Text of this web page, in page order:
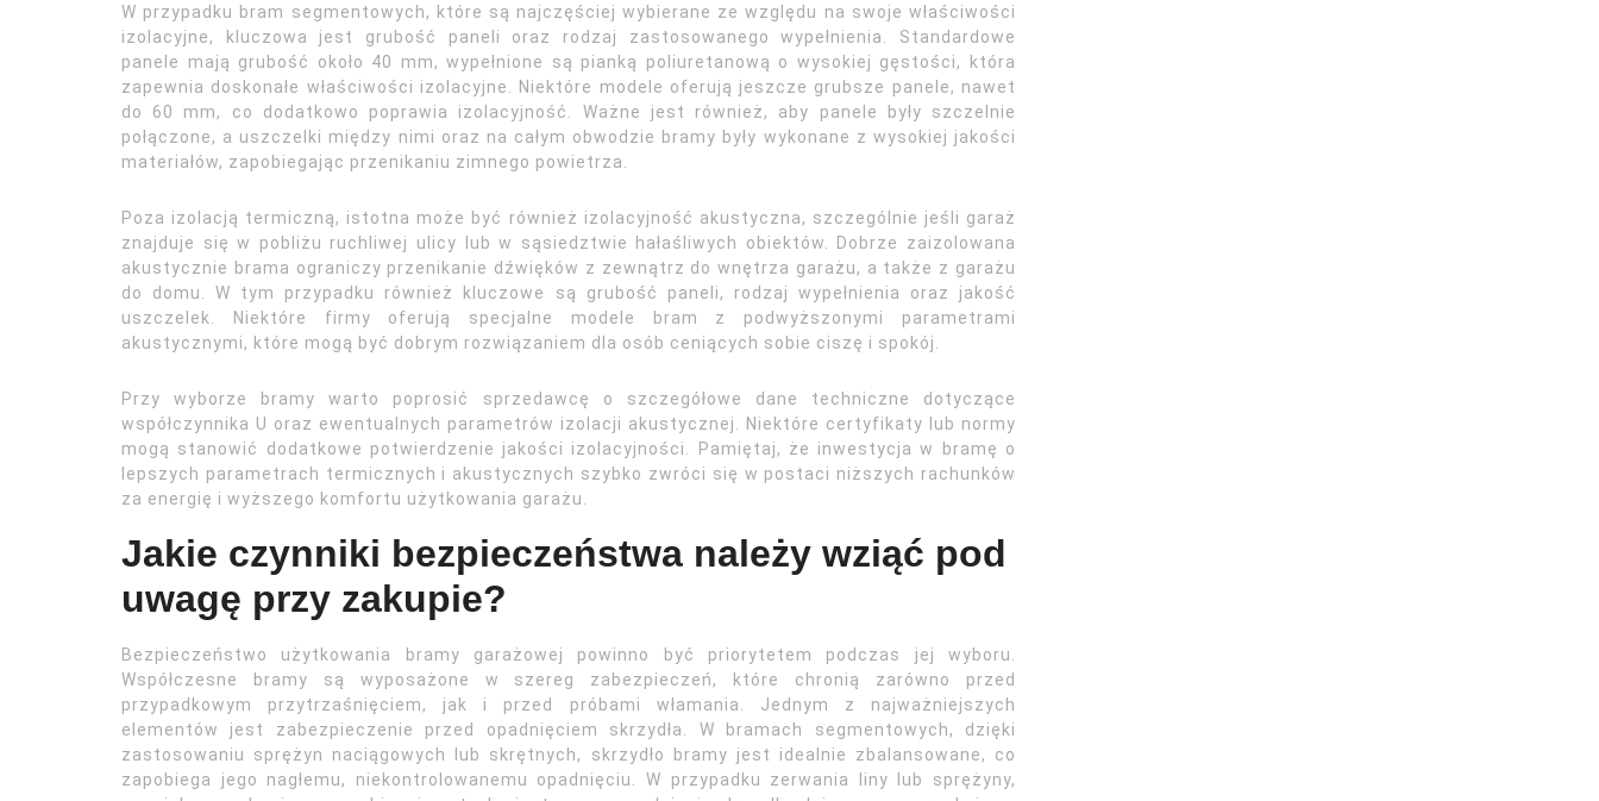
W przypadku bram segmentowych, które są najczęściej wybierane ze względu na swoje właściwości
izolacyjne, kluczowa jest grubość paneli oraz rodzaj zastosowanego wypełnienia. Standardowe
panele mają grubość około 40 mm, wypełnione są pianką poliuretanową o wysokiej gęstości, która
zapewnia doskonałe właściwości izolacyjne. Niektóre modele oferują jeszcze grubsze panele, nawet
do 60 mm, co dodatkowo poprawia izolacyjność. Ważne jest również, aby panele były szczelnie
połączone, a uszczelki między nimi oraz na całym obwodzie bramy były wykonane z wysokiej jakości
materiałów, zapobiegając przenikaniu zimnego powietrza.
Poza izolacją termiczną, istotna może być również izolacyjność akustyczna, szczególnie jeśli garaż
znajduje się w pobliżu ruchliwej ulicy lub w sąsiedztwie hałaśliwych obiektów. Dobrze zaizolowana
akustycznie brama ograniczy przenikanie dźwięków z zewnątrz do wnętrza garażu, a także z garażu
do domu. W tym przypadku również kluczowe są grubość paneli, rodzaj wypełnienia oraz jakość
uszczelek. Niektóre firmy oferują specjalne modele bram z podwyższonymi parametrami
akustycznymi, które mogą być dobrym rozwiązaniem dla osób ceniących sobie ciszę i spokój.
Przy wyborze bramy warto poprosić sprzedawcę o szczegółowe dane techniczne dotyczące
współczynnika U oraz ewentualnych parametrów izolacji akustycznej. Niektóre certyfikaty lub normy
mogą stanowić dodatkowe potwierdzenie jakości izolacyjności. Pamiętaj, że inwestycja w bramę o
lepszych parametrach termicznych i akustycznych szybko zwróci się w postaci niższych rachunków
za energię i wyższego komfortu użytkowania garażu.
Jakie czynniki bezpieczeństwa należy wziąć pod
uwagę przy zakupie?
Bezpieczeństwo użytkowania bramy garażowej powinno być priorytetem podczas jej wyboru.
Współczesne bramy są wyposażone w szereg zabezpieczeń, które chronią zarówno przed
przypadkowym przytrzaśnięciem, jak i przed próbami włamania. Jednym z najważniejszych
elementów jest zabezpieczenie przed opadnięciem skrzydła. W bramach segmentowych, dzięki
zastosowaniu sprężyn naciągowych lub skrętnych, skrzydło bramy jest idealnie zbalansowane, co
zapobiega jego nagłemu, niekontrolowanemu opadnięciu. W przypadku zerwania liny lub sprężyny,